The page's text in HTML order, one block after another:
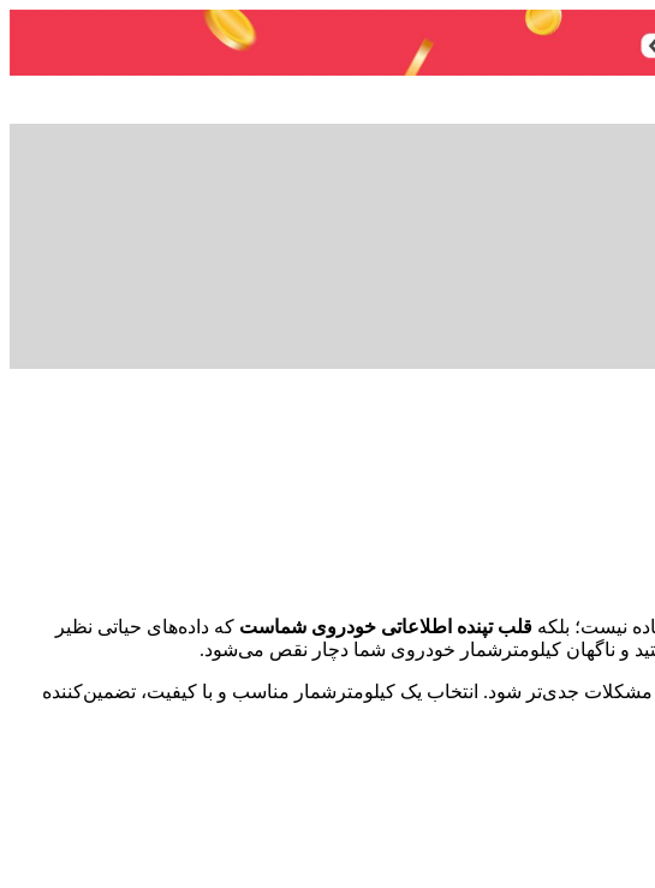
نیست؛ بلکه قلب تپنده اطلاعاتی خودروی شماست که داده‌های حیاتی نظیر
و ناگهان کیلومترشمار خودروی شما دچار نقص می‌شود.
جدی‌تر شود. انتخاب یک کیلومترشمار مناسب و با کیفیت، تضمین‌کننده